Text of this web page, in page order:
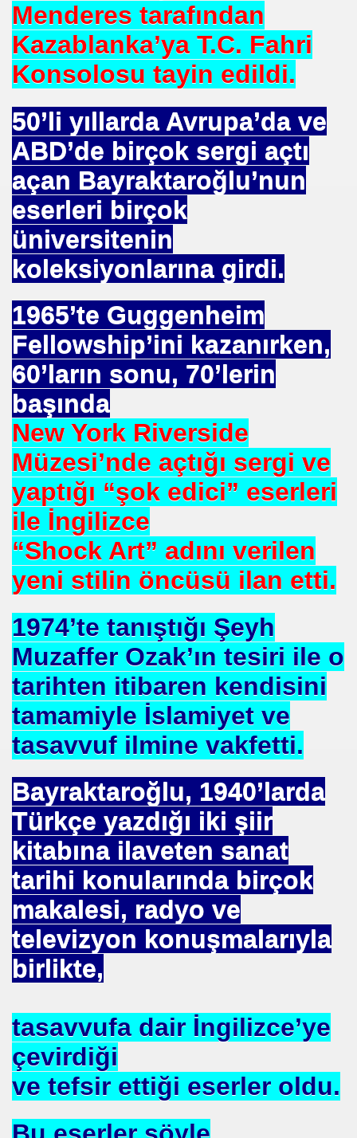
Menderes tarafından
Kazablanka’ya T.C. Fahri
Konsolosu tayin edildi.
50’li yıllarda Avrupa’da ve
ABD’de birçok sergi açtı
açan Bayraktaroğlu’nun
eserleri birçok
üniversitenin
koleksiyonlarına girdi.
1965’te Guggenheim
Fellowship’ini kazanırken,
60’ların sonu, 70’lerin
başında
New York Riverside
Müzesi’nde açtığı sergi ve
yaptığı “şok edici” eserleri
ile İngilizce
“Shock Art” adını verilen
yeni stilin öncüsü ilan etti.
1974’te tanıştığı Şeyh
Muzaffer Ozak’ın tesiri ile o
tarihten itibaren kendisini
tamamiyle İslamiyet ve
tasavvuf ilmine vakfetti.
Bayraktaroğlu, 1940’larda
Türkçe yazdığı iki şiir
kitabına ilaveten sanat
tarihi konularında birçok
makalesi, radyo ve
televizyon konuşmalarıyla
birlikte,
tasavvufa dair İngilizce’ye
çevirdiği
ve tefsir ettiği eserler oldu.
-TIP BULUŞLARI
GÜRSES
TIBBI =Türk+Rus+Çin Tıbbı
DURUKAN
.
Dr. Nevzat TARHAN- NP GURUP KURUMLARI
İLK. sarı nokta tedavisi.DR.Güngör SOBACI
TIP TEDAVİLERİ-ANADOLU HALK
1 e Al= 5 e Sat.
Araştırmalar Mrk.
ENERJİ VERİMLİLİĞİ DER. BŞK
Cezalandırılan Bürokrat
Eyüp Ensari ERGİN-Mehmet Kamil BERSE.